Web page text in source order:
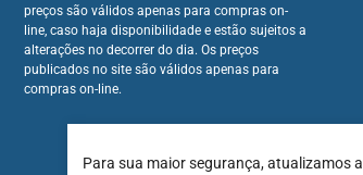
Para sua maior segurança, atualizamos a
preços são válidos apenas para compras on-
line, caso haja disponibilidade e estão sujeitos a
alterações no decorrer do dia. Os preços
publicados no site são válidos apenas para
compras on-line.